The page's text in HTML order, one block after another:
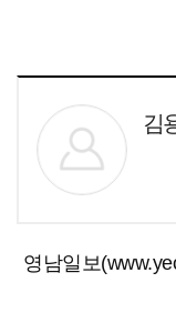
김
영남일보